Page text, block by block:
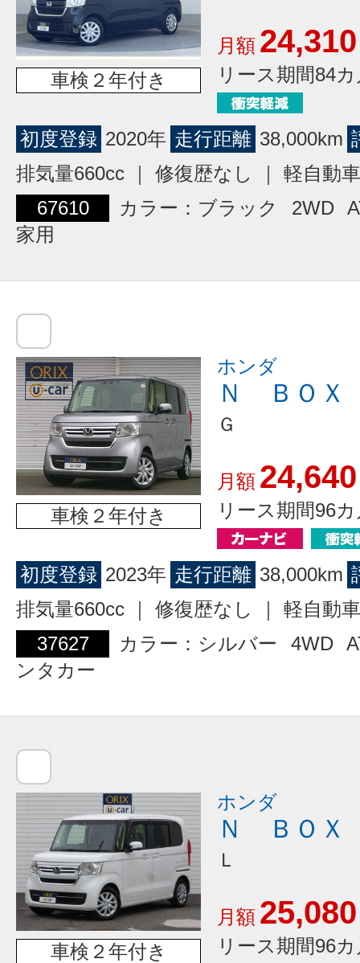
車検２年付き
月額 24,310
リース期間84
初度登録 2020年 走行距離 38,000km
排気量660cc ｜ 修復歴なし ｜ 軽自動車
67610
カラー：ブラック 2WD
家用
車検２年付き
ホンダ
Ｎ ＢＯＸ
Ｇ
月額 24,640
リース期間96
初度登録 2023年 走行距離 38,000km
排気量660cc ｜ 修復歴なし ｜ 軽自動車
37627
カラー：シルバー 4WD
ンタカー
車検２年付き
ホンダ
Ｎ ＢＯＸ
Ｌ
月額 25,080
リース期間96